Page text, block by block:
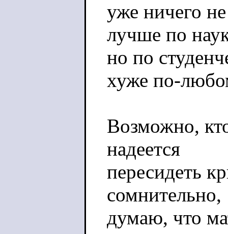
уже ничего
лучше по
но по
хуже по-
Возможно,
надеется
пересидеть
сомнительно,
думаю, что